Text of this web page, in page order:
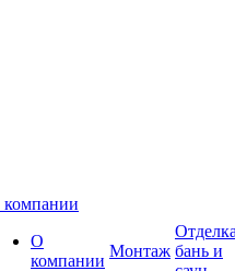
О
компании
Монтаж бань и